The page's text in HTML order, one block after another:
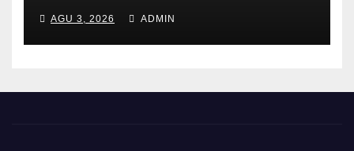
AGU 3, 2026 ADMIN